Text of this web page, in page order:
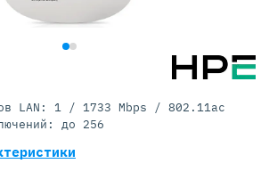
LAN: 1 / 1733 Mbps / 802.11ac
до 256